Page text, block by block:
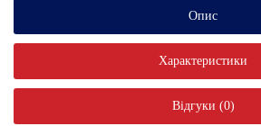
Опис
Характеристики
Відгуки (0)